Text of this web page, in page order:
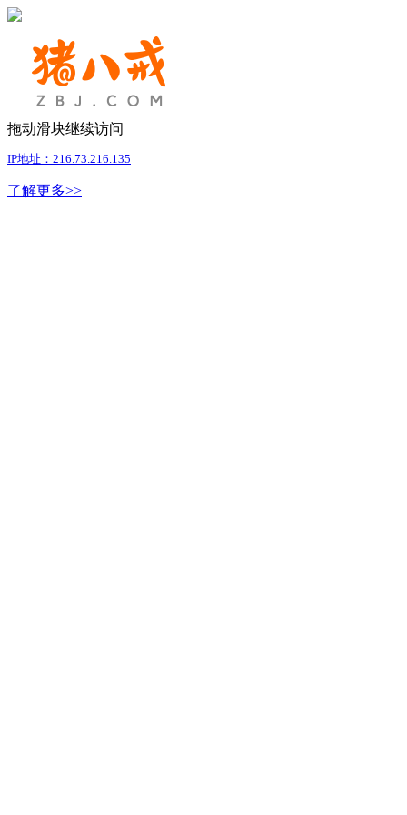
拖动滑块继续访问
IP地址：216.73.216.135
了解更多>>